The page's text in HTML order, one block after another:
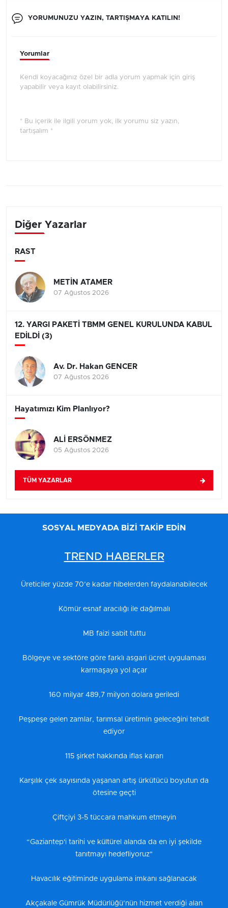
YORUMUNUZU YAZIN, TARTIŞMAYA KATILIN!
Yorumlar
Kendi koyacağınız özel bir adla yorum yapmak için giriş
yapabilir veya kayıt olabilirsiniz.
* Bu içerik ile ilgili yorum yok, ilk yorumu siz yazın,
tartışalım *
Diğer Yazarlar
RAST
METİN ATAMER
07 Ağustos 2026
12. YARGI PAKETİ TBMM GENEL KURULUNDA KABUL
EDİLDİ (3)
Av. Dr. Hakan GENCER
07 Ağustos 2026
Hayatımızı Kim Planlıyor?
ALİ ERSÖNMEZ
05 Ağustos 2026
TÜM YAZARLAR
SOSYAL MEDYADA BİZİ TAKİP EDİN
TREND HABERLER
Üreticiler yüzde 70’e kadar hibelerden faydalanabilecek
Kömür esnaf aracılığı ile dağılmalı
MB faizi sabit tuttu
Bölgeye ve sektöre göre farklı asgari ücret uygulaması
karmaşaya yol açar
160 milyar 489,7 milyon dolara geriledi
Peşpeşe gelen zamlar, tarımsal üretimin geleceğini tehdit
ediyor
115 şirket hakkında iflas kararı
Karşılık çek sayısında yaşanan artış ürkütücü boyutun da
ötesine geçti
Çiftçiyi 3-5 tüccara mahkum etmeyin
“Gaziantep'i tarihi ve kültürel alanda da en iyi şekilde
tanıtmayı hedefliyoruz"
Havacılık eğitiminde uygulama imkanı sağlanacak
Akçakale Gümrük Müdürlüğü’nün hizmet verdiği alan